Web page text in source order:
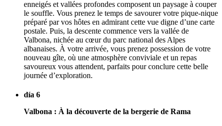
enneigés et vallées profondes composent un paysage à couper
le souffle. Vous prenez le temps de savourer votre pique-nique
préparé par vos hôtes en admirant cette vue digne d’une carte
postale. Puis, la descente commence vers la vallée de
Valbona, nichée au cœur du parc national des Alpes
albanaises. À votre arrivée, vous prenez possession de votre
nouveau gîte, où une atmosphère conviviale et un repas
savoureux vous attendent, parfaits pour conclure cette belle
journée d’exploration.
día 6
Valbona : À la découverte de la bergerie de Rama